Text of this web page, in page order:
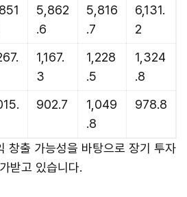
5,862
.6
5,816
.7
6,131.
2
1,167.
3
1,228
.5
1,324
.8
902.7
1,049
.8
978.8
창출 가능성을 바탕으로 장기 투자
받고 있습니다.